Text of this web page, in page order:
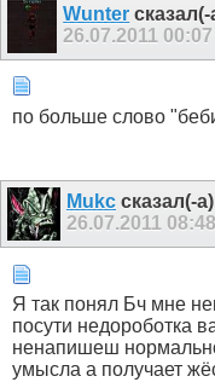
Wunter сказал(-
26.07.2011 00:07
по больше слово
Mukc сказал(-
26.07.2011 08:48
Я так понял Бч мне
посути недороботка
ненапишеш
умысла а получает